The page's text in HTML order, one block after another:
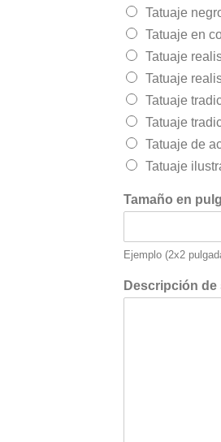
Tatuaje
Tatuaje en
Tatuaje
Tatuaje
Tatuaje
Tatuaje
Tatuaje de
Tatuaje
Tamaño en
Ejemplo (2x2
Descripción de